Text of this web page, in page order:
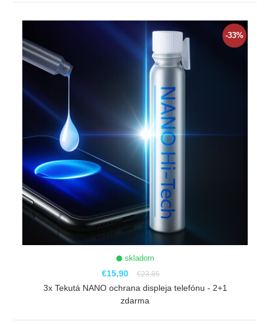
ZOBRAZIŤ
-33%
skladom
€15,90 €23,85
3x Tekutá NANO ochrana displeja telefónu - 2+1
zdarma